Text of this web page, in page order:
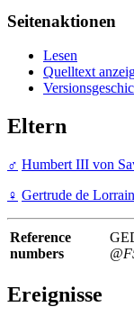
Seitenaktionen
Lesen
Quelltext
Eltern
♂ Humbert III von
♀ Gertrude de
Reference
numbers
Ereignisse